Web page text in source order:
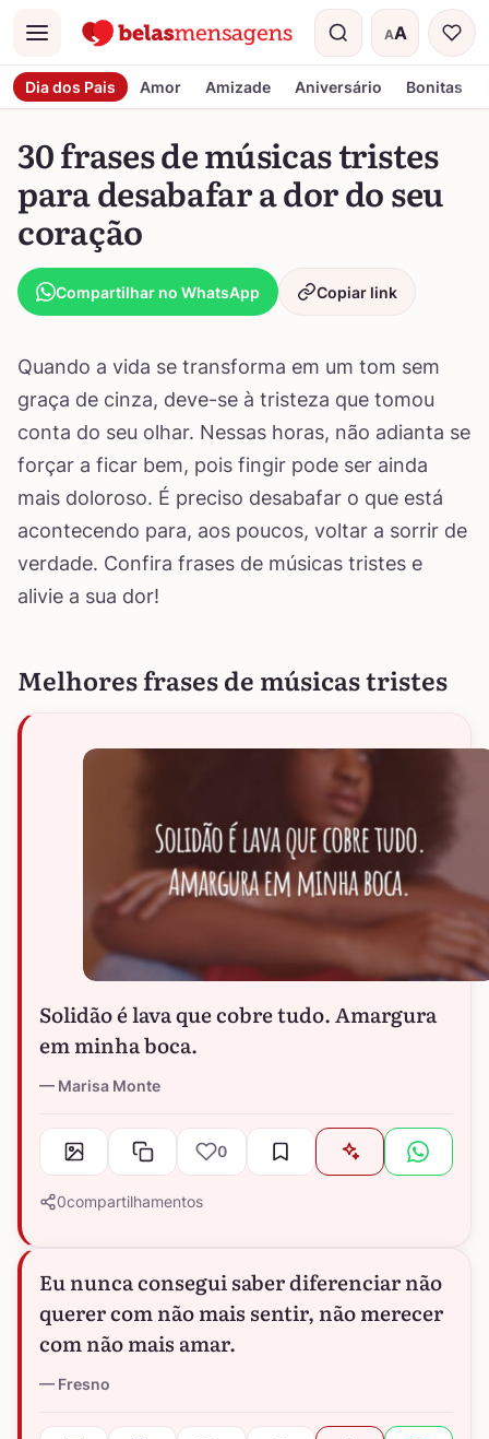
Menu AA
Tamanho do
Dia dos Pais Amor Amizade Aniversário Bonitas
30 frases de músicas tristes
para desabafar a dor do seu
coração
Compartilhar no WhatsApp Copiar link
Quando a vida se transforma em um tom sem
graça de cinza, deve-se à tristeza que tomou
conta do seu olhar. Nessas horas, não adianta se
forçar a ficar bem, pois fingir pode ser ainda
mais doloroso. É preciso desabafar o que está
acontecendo para, aos poucos, voltar a sorrir de
verdade. Confira frases de músicas tristes e
alivie a sua dor!
Melhores frases de músicas tristes
Solidão é lava que cobre tudo. Amargura
em minha boca.
Marisa Monte
0
0compartilhamentos
Eu nunca consegui saber diferenciar não
querer com não mais sentir, não merecer
com não mais amar.
Fresno